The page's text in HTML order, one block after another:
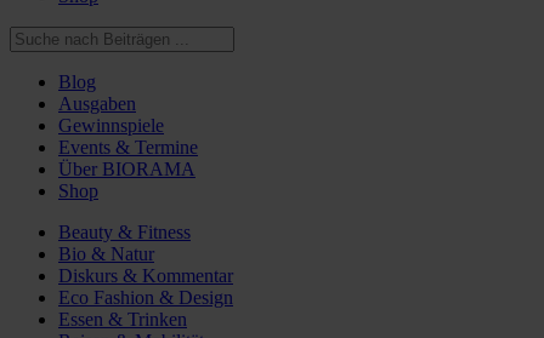
Blog
Ausgaben
Gewinnspiele
Events & Termine
Über BIORAMA
Shop
Beauty & Fitness
Bio & Natur
Diskurs & Kommentar
Eco Fashion & Design
Essen & Trinken